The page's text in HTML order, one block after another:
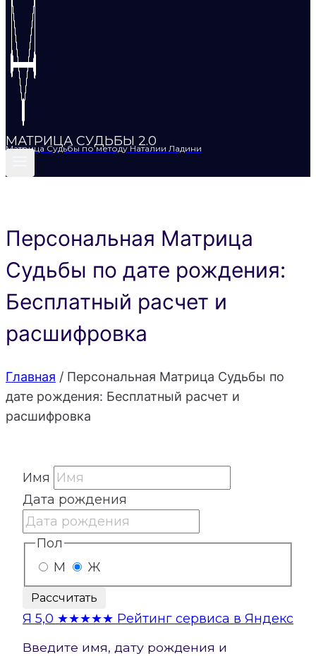
МАТРИЦА СУДЬБЫ 2.0
Матрица Судьбы по методу Наталии Ладини
Персональная Матрица
Судьбы по дате рождения:
Бесплатный расчет и
расшифровка
Главная / Персональная Матрица Судьбы по
дате рождения: Бесплатный расчет и
расшифровка
Имя
Дата рождения
Пол
М
Ж
Рассчитать
Я 5,0 ★★★★★ Рейтинг сервиса в Яндекс
Введите имя, дату рождения и